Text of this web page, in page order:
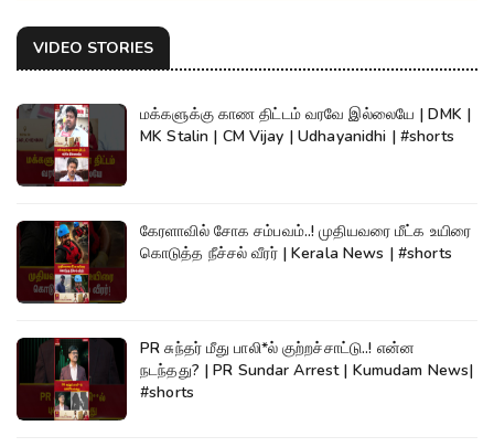
VIDEO STORIES
மக்களுக்கு காண திட்டம் வரவே இல்லையே | DMK |
MK Stalin | CM Vijay | Udhayanidhi | #shorts
கேரளாவில் சோக சம்பவம்..! முதியவரை மீட்க உயிரை
கொடுத்த நீச்சல் வீரர் | Kerala News | #shorts
PR சுந்தர் மீது பாலி*ல் குற்றச்சாட்டு..! என்ன
நடந்தது? | PR Sundar Arrest | Kumudam News|
#shorts